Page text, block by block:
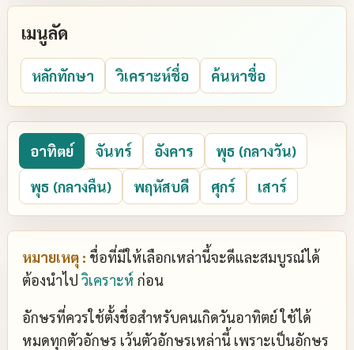
เมนูลัด
หลักทักษา วิเคราะห์ชื่อ ค้นหาชื่อ
อาทิตย์ จันทร์ อังคาร
พุธ (กลางวัน)
พุธ (กลางคืน)
พฤหัสบดี ศุกร์ เสาร์
หมายเหตุ : ชื่อที่มีให้เลือกเหล่านี้จะดีและสมบูรณ์ได้
ต้องนำไป วิเคราะห์ ก่อน
อักษรที่ควรใช้ตั้งชื่อสำหรับคนเกิดวันอาทิตย์ ใช้ได้
หมดทุกตัวอักษร เว้นตัวอักษรเหล่านี้ เพราะเป็นอักษร